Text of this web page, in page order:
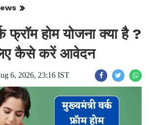
फ्रॉम होम योजना क्या है ?
कैसे करें आवेदन
6, 2026, 23:16 IST